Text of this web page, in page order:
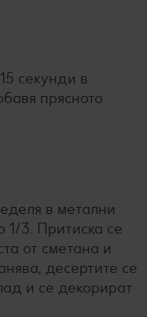
секунди в
прясното
в метални
1/3. Притиска се
от сметана и
десертите се
и се декорират